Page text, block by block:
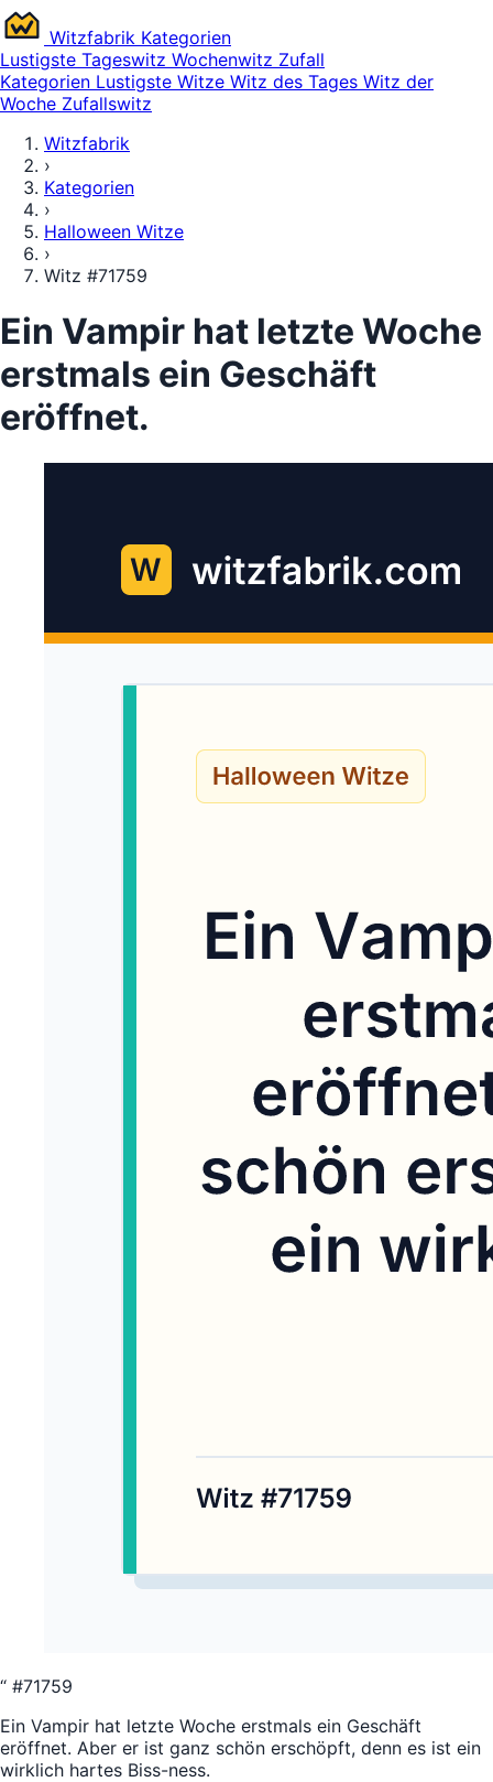
Witzfabrik Kategorien
Lustigste Tageswitz Wochenwitz Zufall
Kategorien Lustigste Witze Witz des Tages Witz der
Woche Zufallswitz
Witzfabrik
›
Kategorien
›
Halloween Witze
›
Witz #71759
Ein Vampir hat letzte Woche
erstmals ein Geschäft
eröffnet.
“ #71759
Ein Vampir hat letzte Woche erstmals ein Geschäft
eröffnet. Aber er ist ganz schön erschöpft, denn es ist ein
wirklich hartes Biss-ness.